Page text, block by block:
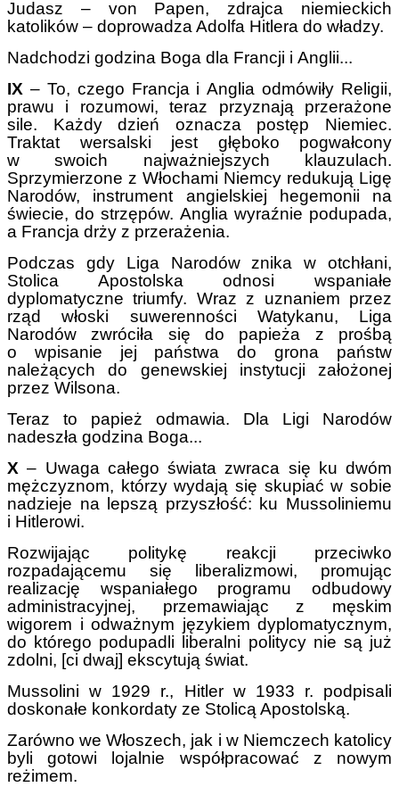
Judasz – von Papen, zdrajca niemieckich
katolików – doprowadza Adolfa Hitlera do władzy.
Nadchodzi godzina Boga dla Francji i Anglii...
IX – To, czego Francja i Anglia odmówiły Religii,
prawu i rozumowi, teraz przyznają przerażone
sile. Każdy dzień oznacza postęp Niemiec.
Traktat wersalski jest głęboko pogwałcony
w swoich najważniejszych klauzulach.
Sprzymierzone z Włochami Niemcy redukują Ligę
Narodów, instrument angielskiej hegemonii na
świecie, do strzępów. Anglia wyraźnie podupada,
a Francja drży z przerażenia.
Podczas gdy Liga Narodów znika w otchłani,
Stolica Apostolska odnosi wspaniałe
dyplomatyczne triumfy. Wraz z uznaniem przez
rząd włoski suwerenności Watykanu, Liga
Narodów zwróciła się do papieża z prośbą
o wpisanie jej państwa do grona państw
należących do genewskiej instytucji założonej
przez Wilsona.
Teraz to papież odmawia. Dla Ligi Narodów
nadeszła godzina Boga...
X – Uwaga całego świata zwraca się ku dwóm
mężczyznom, którzy wydają się skupiać w sobie
nadzieje na lepszą przyszłość: ku Mussoliniemu
i Hitlerowi.
Rozwijając politykę reakcji przeciwko
rozpadającemu się liberalizmowi, promując
realizację wspaniałego programu odbudowy
administracyjnej, przemawiając z męskim
wigorem i odważnym językiem dyplomatycznym,
do którego podupadli liberalni politycy nie są już
zdolni, [ci dwaj] ekscytują świat.
Mussolini w 1929 r., Hitler w 1933 r. podpisali
doskonałe konkordaty ze Stolicą Apostolską.
Zarówno we Włoszech, jak i w Niemczech katolicy
byli gotowi lojalnie współpracować z nowym
reżimem.